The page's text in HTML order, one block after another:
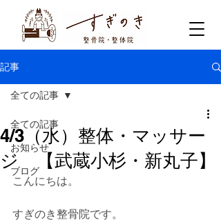
記事
全ての記事
お知らせ
ブログ
全ての記事
4/3（水）整体・マッサー
ジ 【武蔵小杉・新丸子】
こんにちは。
すぎのき整骨院です。